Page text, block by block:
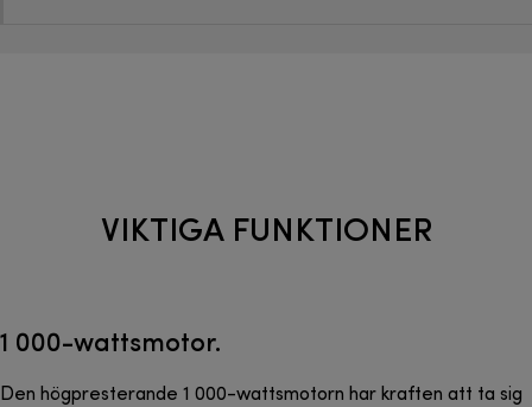
VIKTIGA FUNKTIONER
1 000-wattsmotor.
Den högpresterande 1 000-wattsmotorn har kraften att ta sig